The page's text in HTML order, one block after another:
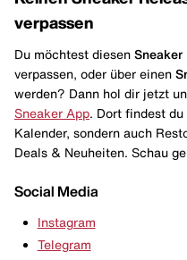
verpassen
Du möchtest diesen Sneaker
verpassen, oder über einen
werden? Dann hol dir jetzt
Sneaker App . Dort findest
Kalender, sondern auch
Deals & Neuheiten. Schau
Social Media
Instagram
Telegram